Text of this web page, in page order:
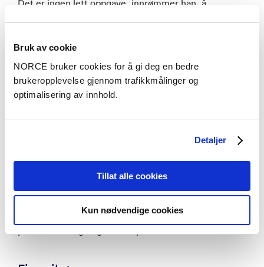
Bruk av cookie
NORCE bruker cookies for å gi deg en bedre
brukeropplevelse gjennom trafikkmålinger og
optimalisering av innhold.
Detaljer
Tillat alle cookies
Kun nødvendige cookies
Det er ingen lett oppgave, innrømmer han, å
– Å automatisere prosesser som inkluderer
menneskelig aktivitet er alltid utfordrende. Noen
ganger handler det mest om roboten blir akseptert
eller ikke. Roboten kan være veldig effektiv, men hvis
folk ikke føler seg trygge rundt den, vil de heller ikke
bruke den. Vi ser at selv inkrementell
industri dersom teknologien blir allment akseptert,
sier Belbachir.
At COGNIMAN har et spesielt fokus på de
bekreftes av at forskergruppen inkluderer en ekspert